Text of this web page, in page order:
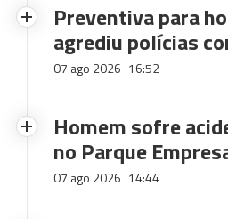
Preventiva para
agrediu polícias
07 ago 2026 16:52
Homem sofre
no Parque
07 ago 2026 14:44